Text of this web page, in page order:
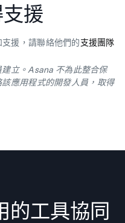
援
援，請聯絡他們的支援團隊
立。Asana 不為此整合保
應用程式的開發人員，取得
的工具協同